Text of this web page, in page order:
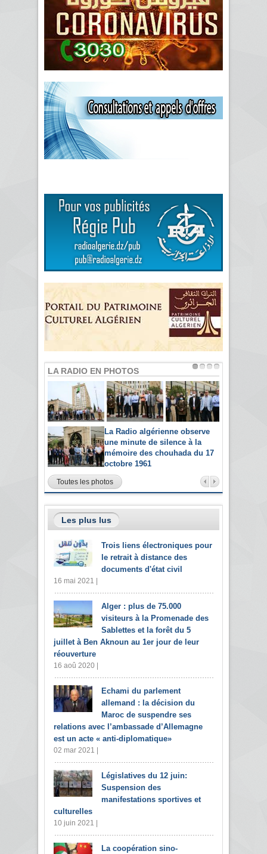
LA RADIO EN PHOTOS
La Radio algérienne observe
une minute de silence à la
mémoire des chouhada du 17
octobre 1961
Toutes les photos
Les plus lus
Trois liens électroniques pour
le retrait à distance des
documents d'état civil
16 mai 2021 |
Alger : plus de 75.000
visiteurs à la Promenade des
Sablettes et la forêt du 5
juillet à Ben Aknoun au 1er jour de leur
réouverture
16 aoû 2020 |
Echami du parlement
allemand : la décision du
Maroc de suspendre ses
relations avec l’ambassade d’Allemagne
est un acte « anti-diplomatique»
02 mar 2021 |
Législatives du 12 juin:
Suspension des
manifestations sportives et
culturelles
10 juin 2021 |
La coopération sino-